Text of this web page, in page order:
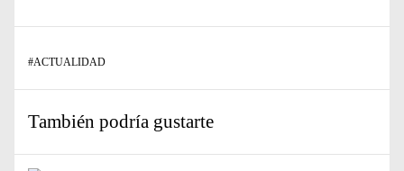
#ACTUALIDAD
También podría gustarte